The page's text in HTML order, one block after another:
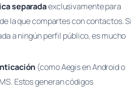
separadaexclusivamente para
la que compartes con contactos.
a ningún perfil público, es mucho
(como Aegis en Android o
Estos generan códigos